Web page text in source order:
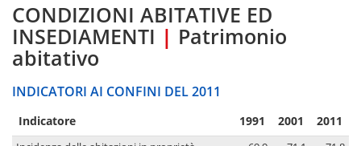
CONDIZIONI ABITATIVE ED
INSEDIAMENTI | Patrimonio
abitativo
INDICATORI AI CONFINI DEL 2011
Indicatore 1991 2001 2011